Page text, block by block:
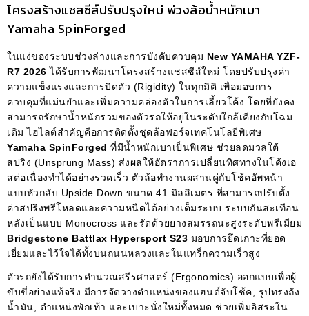
โครงสร้างแชสซีส์ปรับปรุงใหม่ พ่วงล้อน้ำหนักเบา
Yamaha SpinForged
ในแง่ของระบบช่วงล่างและการบังคับควบคุม New YAMAHA YZF-
R7 2026 ได้รับการพัฒนาโครงสร้างแชสซีส์ใหม่ โดยปรับปรุงค่า
ความแข็งแรงและการบิดตัว (Rigidity) ในทุกมิติ เพื่อมอบการ
ควบคุมที่แม่นยำและเพิ่มความคล่องตัวในการเลี้ยวโค้ง โดยที่ยังคง
สามารถรักษาน้ำหนักรวมของตัวรถให้อยู่ในระดับใกล้เคียงกับโฉม
เดิม ไฮไลต์สำคัญคือการติดตั้งชุดล้อฟอร์จเทคโนโลยีพิเศษ
Yamaha SpinForged ที่มีน้ำหนักเบาเป็นพิเศษ ช่วยลดมวลใต้
สปริง (Unsprung Mass) ส่งผลให้อัตราการเปลี่ยนทิศทางในโค้งเอ
สต่อเนื่องทำได้อย่างรวดเร็ว ตัวล้อทำงานผสานคู่กับโช้คอัพหน้า
แบบหัวกลับ Upside Down ขนาด 41 มิลลิเมตร ที่สามารถปรับตั้ง
ค่าสปริงพรีโหลดและความหนืดได้อย่างเต็มระบบ ระบบกันสะเทือน
หลังเป็นแบบ Monocross และรัดด้วยยางสมรรถนะสูงระดับพรีเมียม
Bridgestone Battlax Hypersport S23 มอบการยึดเกาะที่ยอด
เยี่ยมและไว้ใจได้ทั้งบนถนนหลวงและในแทร็กความเร็วสูง
ตัวรถยังได้รับการคำนวณสรีรศาสตร์ (Ergonomics) ออกแบบเพื่อผู้
ขับขี่อย่างแท้จริง มีการจัดวางตำแหน่งของแฮนด์จับโช้ค, รูปทรงถัง
น้ำมัน, ตำแหน่งพักเท้า และเบาะนั่งใหม่ทั้งหมด ช่วยเพิ่มอิสระใน